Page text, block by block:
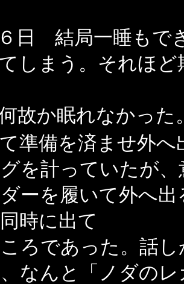
日 結局一睡もで
しまう。それほ
故か眠れなかった
準備を済ませ外へ
を計っていたが、
ーを履いて外へ出
時に出て
ろであった。話
なんと「ノダのレ